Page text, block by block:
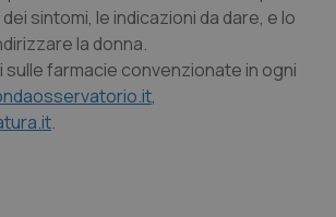
& Nutrizione
sintomi, le indicazioni da dare, e lo
la donna.
sulle farmacie convenzionate in ogni
,
.